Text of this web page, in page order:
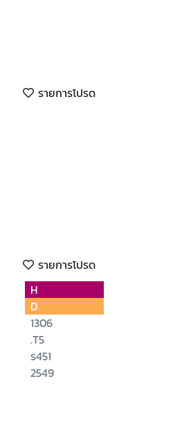
รายการโปรด
รายการโปรด
H
D
1306
.T5
ร451
2549